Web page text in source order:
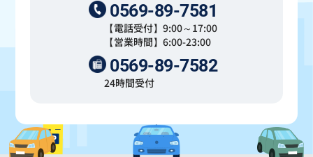
0569-89-7581
【電話受付】9:00～17:00
【営業時間】6:00-23:00
0569-89-7582
24時間受付